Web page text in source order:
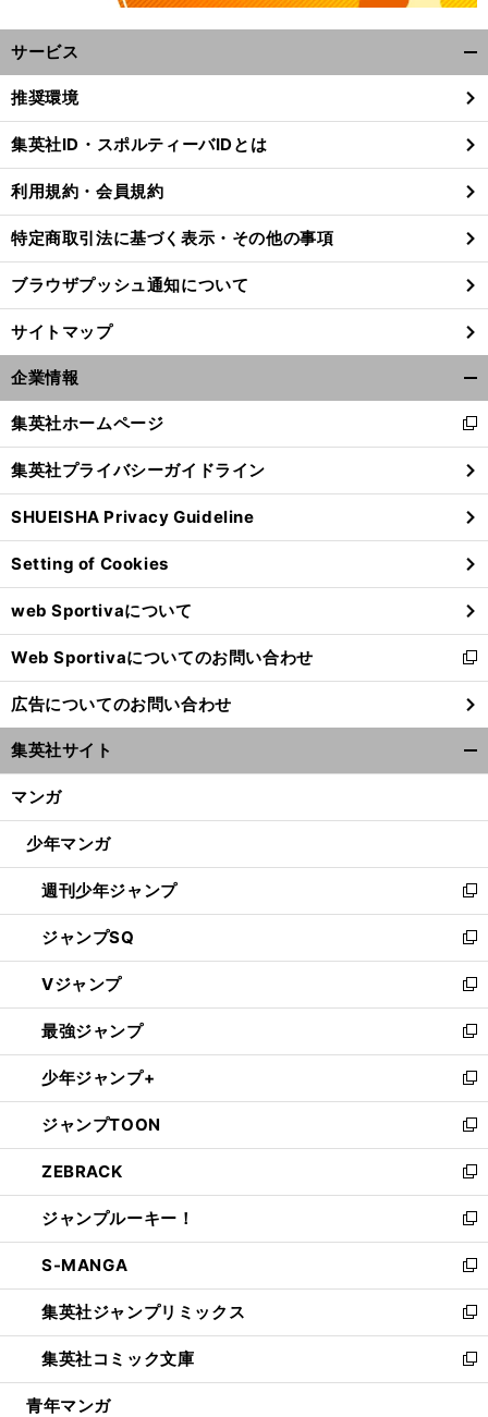
サービス
閉
る
推奨環境
集英社ID・スポルティーバIDとは
利用規約・会員規約
特定商取引法に基づく表示・その他の事項
ブラウザプッシュ通知について
サイトマップ
企業情報
閉
る
集英社ホームページ
新
し
い
ウ
ィ
ン
ド
ウ
で
開
く
集英社プライバシーガイドライン
SHUEISHA Privacy Guideline
Setting of Cookies
web Sportivaについて
Web Sportivaについてのお問い合わせ
新
し
い
ウ
ィ
ン
ウ
開
く
広告についてのお問い合わせ
集英社サイト
マンガ
少年マンガ
週刊少年ジャンプ
新
し
い
ウ
ィ
ン
ド
ウ
で
開
く
ジャンプSQ
新
し
い
ウ
ィ
ン
ド
ウ
で
開
く
Vジャンプ
新
し
い
ウ
ィ
ン
ド
ウ
で
開
く
最強ジャンプ
新
し
い
ウ
ィ
ン
ド
ウ
で
開
く
少年ジャンプ+
新
し
い
ウ
ィ
ン
ド
ウ
で
開
く
ジャンプTOON
新
し
い
ウ
ィ
ン
ド
ウ
で
開
く
ZEBRACK
新
し
い
ウ
ィ
ン
ド
ウ
で
開
ジャンプルーキー！
新
し
い
ウ
ィ
ン
ド
ウ
S-MANGA
新
し
い
ウ
ィ
ン
集英社ジャンプリミックス
新
し
い
ウ
集英社コミック文庫
新
し
青年マンガ